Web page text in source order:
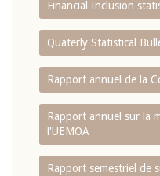
Financial Inclusion
Quaterly Statistical
Rapport annuel de la
Rapport annuel sur la
l'UEMOA
Rapport semestriel de